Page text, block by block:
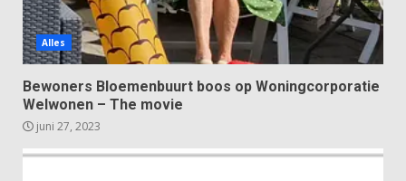
Alles
Bewoners Bloemenbuurt boos op Woningcorporatie
Welwonen – The movie
juni 27, 2023